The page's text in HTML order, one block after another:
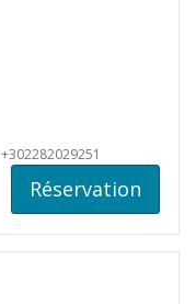
+302282029251
Réservation